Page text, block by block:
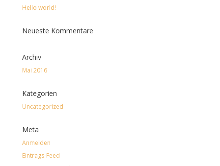
Hello world!
Neueste Kommentare
Archiv
Mai 2016
Kategorien
Uncategorized
Meta
Anmelden
Eintrags-Feed